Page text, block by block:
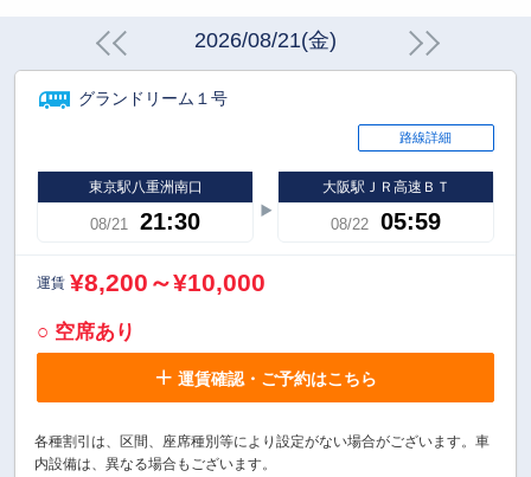
2026/08/21(金)
グランドリーム１号
路線詳細
東京駅八重洲南口
08/21 21:30
大阪駅ＪＲ高速ＢＴ
08/22 05:59
運賃 ¥8,200～¥10,000
○ 空席あり
運賃確認・ご予約はこちら
各種割引は、区間、座席種別等により設定がない場合がございます。車
内設備は、異なる場合もございます。